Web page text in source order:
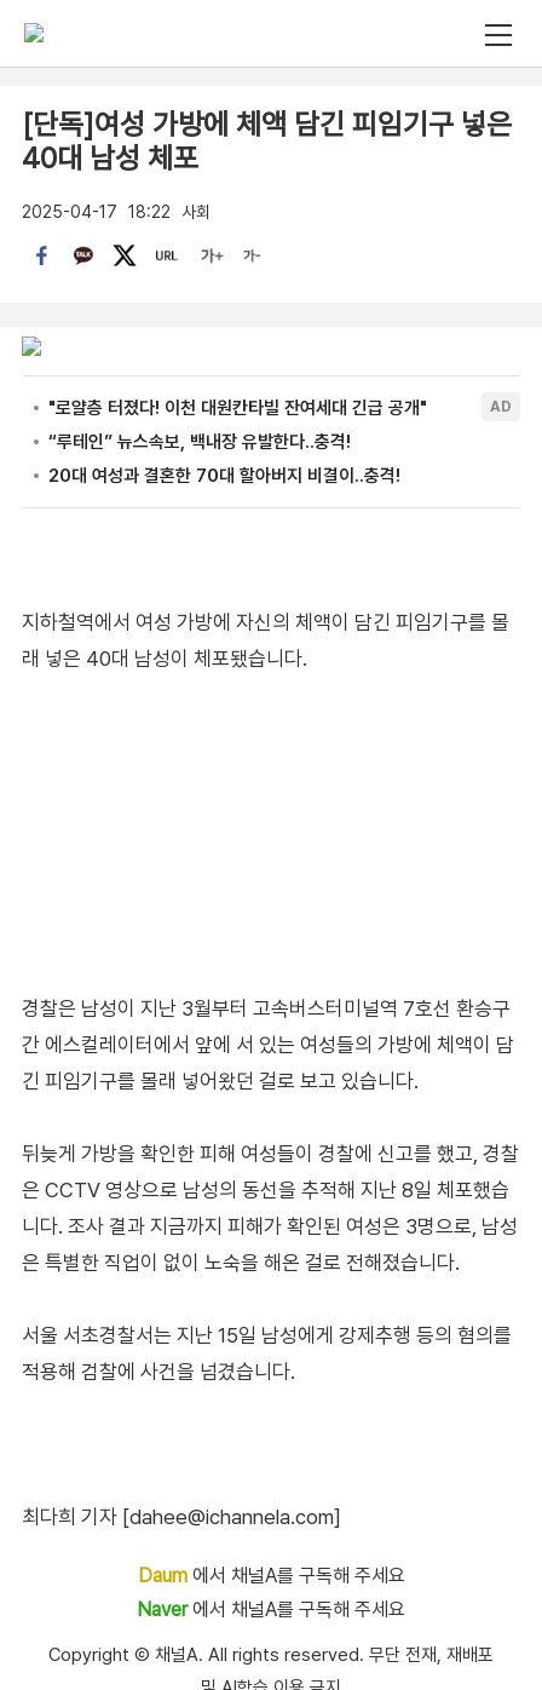
[단독]여성 가방에 체액 담긴 피임기구 넣은
40대 남성 체포
2025-04-17 18:22 사회
지하철역에서 여성 가방에 자신의 체액이 담긴 피임기구를 몰
래 넣은 40대 남성이 체포됐습니다.
경찰은 남성이 지난 3월부터 고속버스터미널역 7호선 환승구
간 에스컬레이터에서 앞에 서 있는 여성들의 가방에 체액이 담
긴 피임기구를 몰래 넣어왔던 걸로 보고 있습니다.
뒤늦게 가방을 확인한 피해 여성들이 경찰에 신고를 했고, 경찰
은 CCTV 영상으로 남성의 동선을 추적해 지난 8일 체포했습
니다. 조사 결과 지금까지 피해가 확인된 여성은 3명으로, 남성
은 특별한 직업이 없이 노숙을 해온 걸로 전해졌습니다.
서울 서초경찰서는 지난 15일 남성에게 강제추행 등의 혐의를
적용해 검찰에 사건을 넘겼습니다.
최다희 기자 [dahee@ichannela.com]
Daum에서 채널A를 구독해 주세요
Naver에서 채널A를 구독해 주세요
Copyright Ⓒ 채널A. All rights reserved. 무단 전재, 재배포